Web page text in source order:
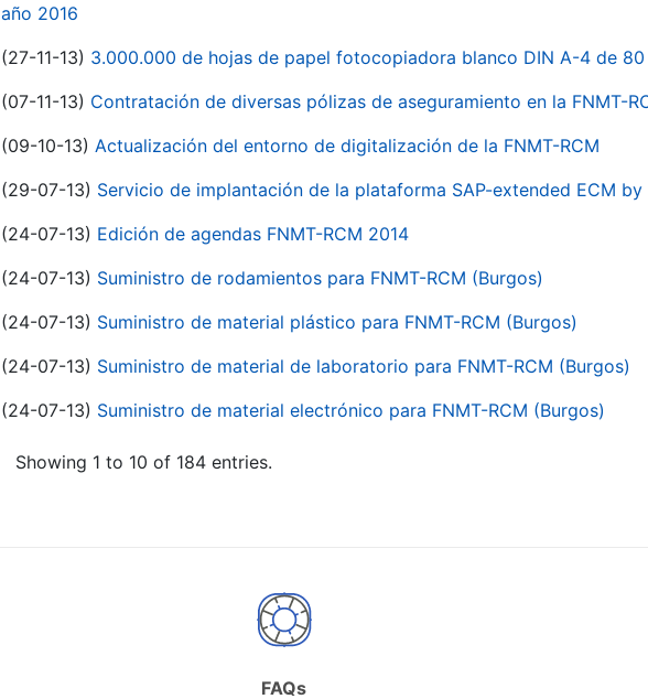
año 2016
(27-11-13) 3.000.000 de hojas de papel fotocopiadora blanco DIN A-4 de 80
(07-11-13) Contratación de diversas pólizas de aseguramiento en la FNMT-
(09-10-13) Actualización del entorno de digitalización de la FNMT-RCM
(29-07-13) Servicio de implantación de la plataforma SAP-extended ECM by
(24-07-13) Edición de agendas FNMT-RCM 2014
(24-07-13) Suministro de rodamientos para FNMT-RCM (Burgos)
(24-07-13) Suministro de material plástico para FNMT-RCM (Burgos)
(24-07-13) Suministro de material de laboratorio para FNMT-RCM (Burgos)
(24-07-13) Suministro de material electrónico para FNMT-RCM (Burgos)
Showing 1 to 10 of 184 entries.
FAQs